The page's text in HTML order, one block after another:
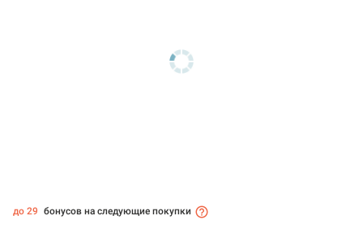
до 29 бонусов на следующие покупки